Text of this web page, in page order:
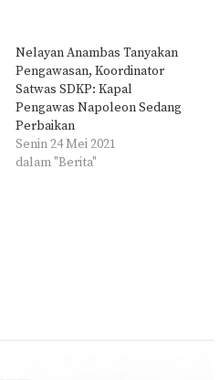
Nelayan Anambas Tanyakan
Pengawasan, Koordinator
Satwas SDKP: Kapal
Pengawas Napoleon Sedang
Perbaikan
Senin 24 Mei 2021
dalam "Berita"